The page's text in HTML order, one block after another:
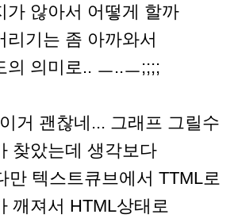
가 않아서 어떻게 할까
리기는 좀 아까와서
의 의미로.. ㅡ..ㅡ;;;;
이거 괜찮네... 그래프 그릴수
찾았는데 생각보다
만 텍스트큐브에서 TTML로
깨져서 HTML상태로